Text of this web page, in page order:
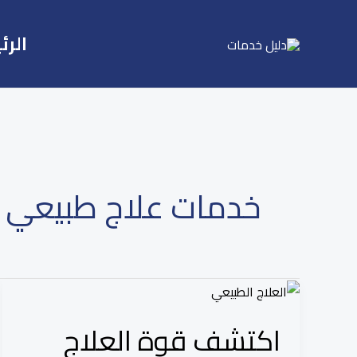
خدمات علاج طبيعي
اكتشف قوة العلاج
اكتشف
العلاج